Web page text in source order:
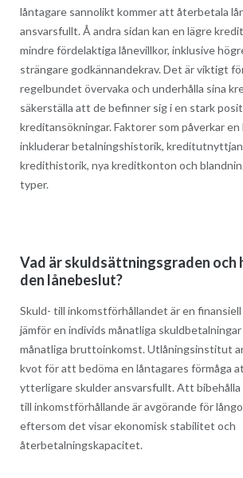
låntagare sannolikt kommer att återbetala
ansvarsfullt. Å andra sidan kan en lägre
mindre fördelaktiga lånevillkor, inklusive
strängare godkännandekrav. Det är viktigt
regelbundet övervaka och underhålla sina
säkerställa att de befinner sig i en stark
kreditansökningar. Faktorer som påverkar
inkluderar betalningshistorik,
kredithistorik, nya kreditkonton och
typer.
Vad är skuldsättningsgraden och
den lånebeslut?
Skuld- till inkomstförhållandet är en
jämför en individs månatliga skuldbetalningar
månatliga bruttoinkomst. Utlåningsinstitut
kvot för att bedöma en låntagares förmåga
ytterligare skulder ansvarsfullt. Att bibehålla
till inkomstförhållande är avgörande för
eftersom det visar ekonomisk stabilitet och
återbetalningskapacitet.